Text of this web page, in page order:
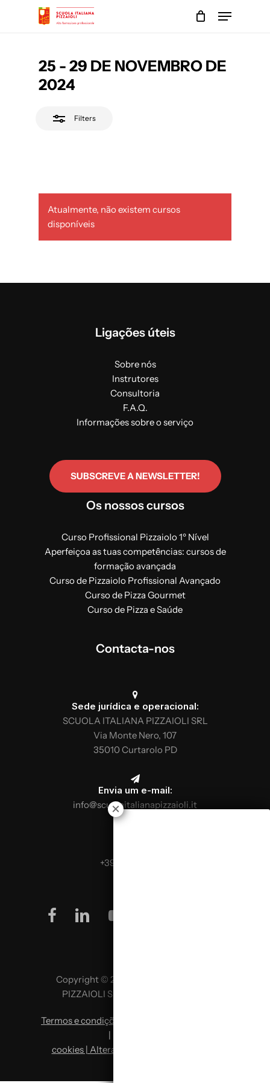
Menu
25 - 29 DE NOVEMBRO DE
2024
Filters
Atualmente, não existem cursos
disponíveis
Ligações úteis
Sobre nós
Instrutores
Consultoria
F.A.Q.
Informações sobre o serviço
SUBSCREVE A NEWSLETTER!
Os nossos cursos
Curso Profissional Pizzaiolo 1º Nível
Aperfeiçoa as tuas competências: cursos de
formação avançada
Curso de Pizzaiolo Profissional Avançado
Curso de Pizza Gourmet
Curso de Pizza e Saúde
Contacta-nos
Sede jurídica e operacional:
SCUOLA ITALIANA PIZZAIOLI SRL
Via Monte Nero, 107
35010 Curtarolo PD
Envia um e-mail:
info@scuolaitalianapizzaioli.it
+39 0499624665
facebook
linkedinyoutube
Copyright © 2026 SCUOLA ITALIANA
PIZZAIOLI SRL P. IVA 02957980341
Termos e condições
|
cookies | Alterar preferências de cookies